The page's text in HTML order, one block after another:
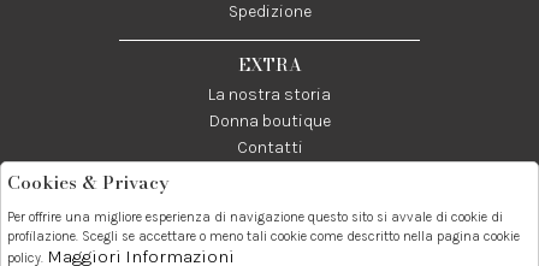
Spedizione
EXTRA
La nostra storia
Donna boutique
Contatti
Telefono:
089237858
Whatsapp:
3338855601
Contatti:
info@donna1981.it
Cookies & Privacy
Per offrire una migliore esperienza di navigazione questo sito si avvale di cookie di
profilazione. Scegli se accettare o meno tali cookie come descritto nella pagina cookie
policy. Maggiori Informazioni